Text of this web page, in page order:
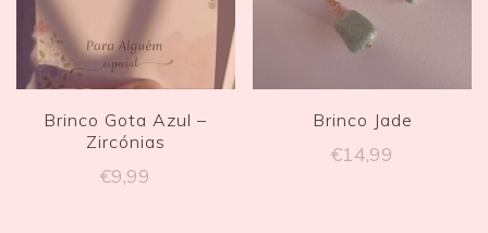
Brinco Gota Azul –
Zircónias
€9,99
Brinco Jade
€14,99